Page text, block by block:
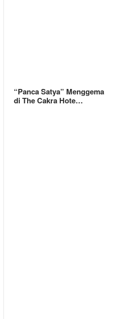
“Panca Satya” Menggema
di The Cakra Hote…